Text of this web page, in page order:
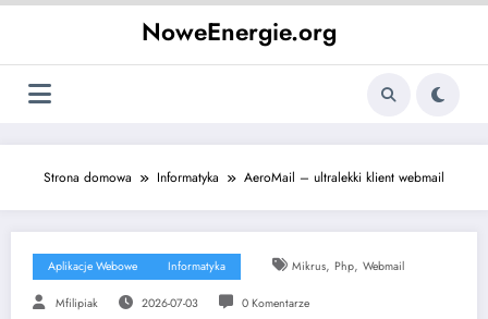
Skip
NoweEnergie.org
Strona domowa Informatyka AeroMail – ultralekki klient webmail
Aplikacje Webowe Informatyka Mikrus, Php, Webmail
Mfilipiak 2026-07-03 0 Komentarze